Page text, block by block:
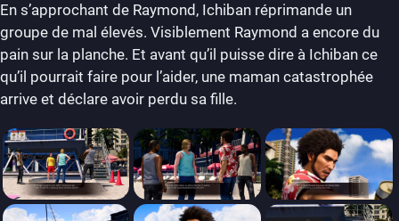
En s’approchant de Raymond, Ichiban réprimande un
groupe de mal élevés. Visiblement Raymond a encore du
pain sur la planche. Et avant qu’il puisse dire à Ichiban ce
qu’il pourrait faire pour l’aider, une maman catastrophée
arrive et déclare avoir perdu sa fille.